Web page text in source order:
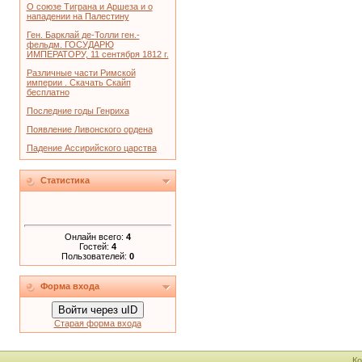
О союзе Тиграна и Аршеза и о
нападении на Палестину
Ген. Барклай де-Толли ген.-
фельдм. ГОСУДАРЮ
ИМПЕРАТОРУ, 11 сентября 1812 г.
Различные части Римской
империи . Скачать Скайп
бесплатно
Последние годы Генриха
Появление Ливонского ордена
Падение Ассирийского царства
Статистика
Онлайн всего: 4
Гостей: 4
Пользователей: 0
Форма входа
Войти через uID
Старая форма входа